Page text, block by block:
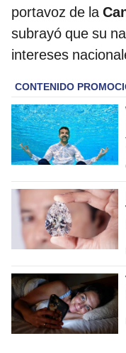
portavoz de la
subrayó que su
intereses